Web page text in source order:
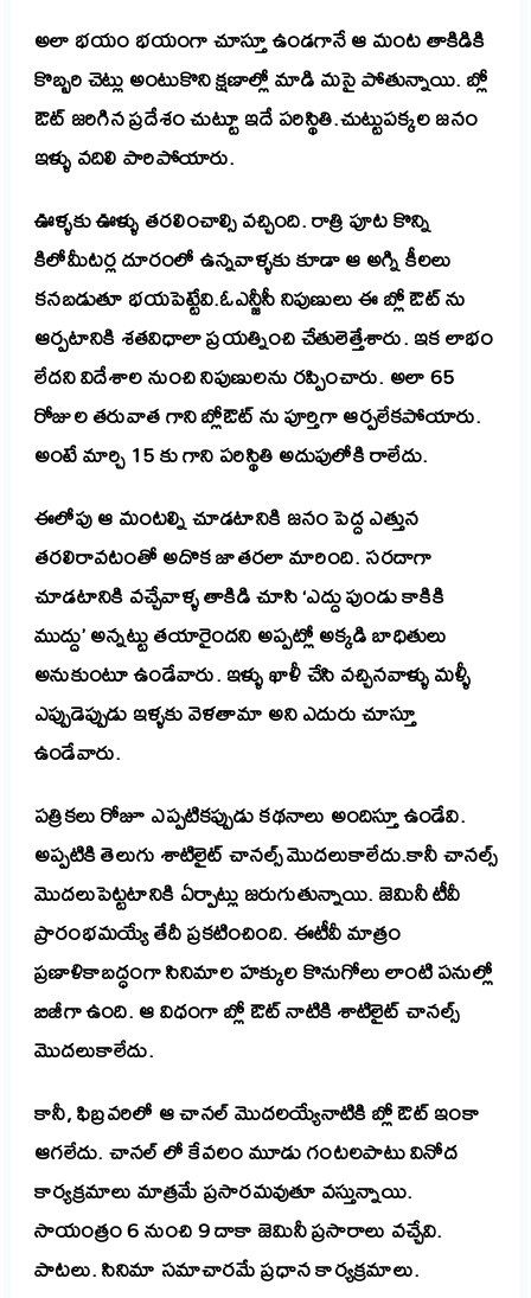
అలా భయం భయంగా చూస్తూ ఉండగానే ఆ మంట తాకిడికి
కొబ్బరి చెట్లు అంటుకొని క్షణాల్లో మాడి మసై పోతున్నాయి. బ్లో
ఔట్ జరిగిన ప్రదేశం చుట్టూ ఇదే పరిస్థితి.చుట్టుపక్కల జనం
ఇళ్ళు వదిలి పారిపోయారు.
ఊళ్ళకు ఊళ్ళు తరలించాల్సి వచ్చింది. రాత్రి పూట కొన్ని
కిలోమీటర్ల దూరంలో ఉన్నవాళ్ళకు కూడా ఆ అగ్ని కీలలు
కనబడుతూ భయపెట్టేవి.ఓఎన్జీసీ నిపుణులు ఈ బ్లో ఔట్ ను
ఆర్పటానికి శతవిధాలా ప్రయత్నించి చేతులెత్తేశారు. ఇక లాభం
లేదని విదేశాల నుంచి నిపుణులను రప్పించారు. అలా 65
రోజుల తరువాత గాని బ్లోఔట్ ను పూర్తిగా ఆర్పలేకపోయారు.
అంటే మార్చి 15 కు గాని పరిస్థితి అదుపులోకి రాలేదు.
ఈలోపు ఆ మంటల్ని చూడటానికి జనం పెద్ద ఎత్తున
తరలిరావటంతో అదొక జాతరలా మారింది. సరదాగా
చూడటానికి వచ్చేవాళ్ళ తాకిడి చూసి ‘ఎద్దు పుండు కాకికి
ముద్దు’ అన్నట్టు తయారైందని అప్పట్లో అక్కడి బాధితులు
అనుకుంటూ ఉండేవారు. ఇళ్ళు ఖాళీ చేసి వచ్చినవాళ్ళు మళ్ళీ
ఎప్పుడెప్పుడు ఇళ్ళకు వెళతామా అని ఎదురు చూస్తూ
ఉండేవారు.
పత్రికలు రోజూ ఎప్పటికప్పుడు కథనాలు అందిస్తూ ఉండేవి.
అప్పటికి తెలుగు శాటిలైట్ చానల్స్ మొదలుకాలేదు.కానీ చానల్స్
మొదలుపెట్టటానికి ఏర్పాట్లు జరుగుతున్నాయి. జెమినీ టీవీ
ప్రారంభమయ్యే తేదీ ప్రకటించింది. ఈటీవీ మాత్రం
ప్రణాళికాబద్ధంగా సినిమాల హక్కుల కొనుగోలు లాంటి పనుల్లో
బిజీగా ఉంది. ఆ విధంగా బ్లో ఔట్ నాటికి శాటిలైట్ చానల్స్
మొదలుకాలేదు.
కానీ, ఫిబ్రవరిలో ఆ చానల్ మొదలయ్యేనాటికి బ్లో ఔట్ ఇంకా
ఆగలేదు. చానల్ లో కేవలం మూడు గంటలపాటు వినోద
కార్యక్రమాలు మాత్రమే ప్రసారమవుతూ వస్తున్నాయి.
సాయంత్రం 6 నుంచి 9 దాకా జెమినీ ప్రసారాలు వచ్చేవి.
పాటలు. సినిమా సమాచారమే ప్రధాన కార్యక్రమాలు.